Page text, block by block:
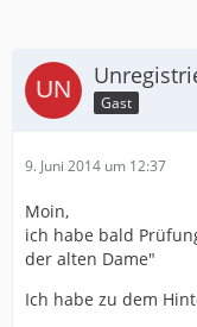
Gast
9. Juni 2014 um 12:37
Moin,
ich habe bald
der alten Dame"
Ich habe zu dem